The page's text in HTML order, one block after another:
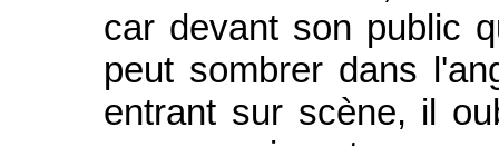
car devant son public
peut sombrer dans
entrant sur scène, il